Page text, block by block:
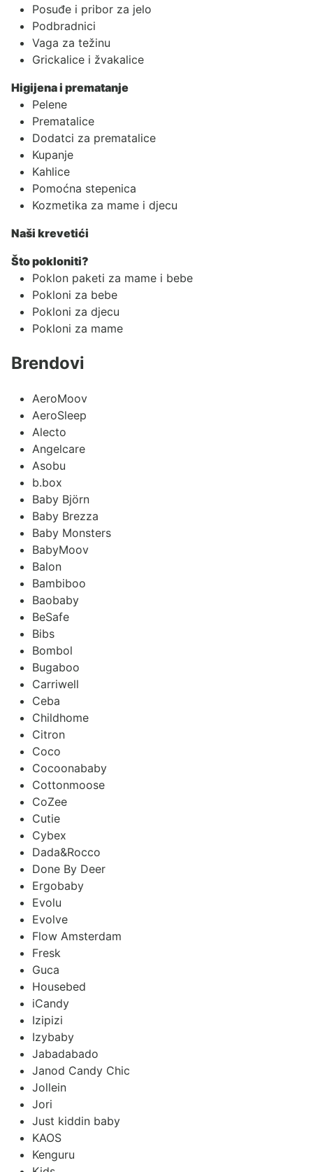
Posuđe i pribor za jelo
Podbradnici
Vaga za težinu
Grickalice i žvakalice
Higijena i prematanje
Pelene
Prematalice
Dodatci za prematalice
Kupanje
Kahlice
Pomoćna stepenica
Kozmetika za mame i djecu
Naši krevetići
Što pokloniti?
Poklon paketi za mame i bebe
Pokloni za bebe
Pokloni za djecu
Pokloni za mame
Brendovi
AeroMoov
AeroSleep
Alecto
Angelcare
Asobu
b.box
Baby Björn
Baby Brezza
Baby Monsters
BabyMoov
Balon
Bambiboo
Baobaby
BeSafe
Bibs
Bombol
Bugaboo
Carriwell
Ceba
Childhome
Citron
Coco
Cocoonababy
Cottonmoose
CoZee
Cutie
Cybex
Dada&Rocco
Done By Deer
Ergobaby
Evolu
Evolve
Flow Amsterdam
Fresk
Guca
Housebed
iCandy
Izipizi
Izybaby
Jabadabado
Janod Candy Chic
Jollein
Jori
Just kiddin baby
KAOS
Kenguru